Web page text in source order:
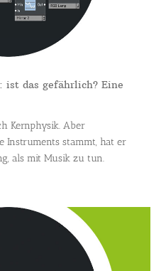
ist das gefährlich? Eine
Kernphysik. Aber
Instruments stammt, hat er
als mit Musik zu tun.